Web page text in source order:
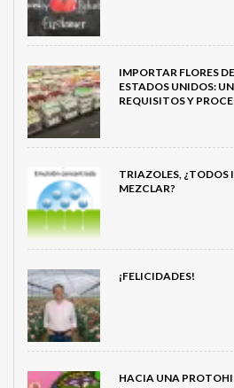
IMPORTAR FLORES
ESTADOS UNIDOS:
REQUISITOS Y
TRIAZOLES, ¿TODOS
MEZCLAR?
¡FELICIDADES!
HACIA UNA